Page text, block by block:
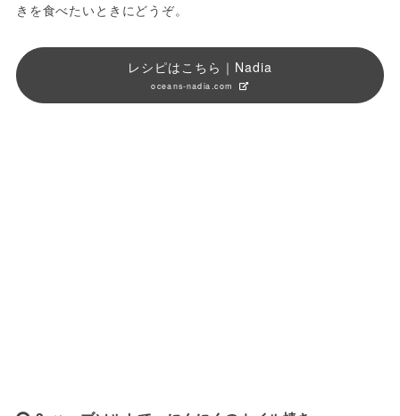
きを食べたいときにどうぞ。
レシピはこちら｜Nadia
oceans-nadia.com